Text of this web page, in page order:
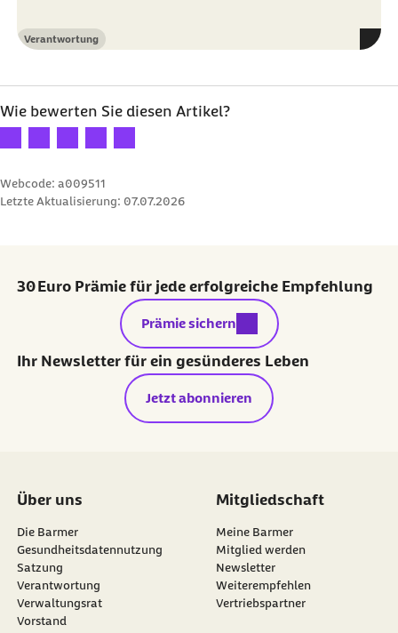
Kategorie
Verantwortung
Wie bewerten Sie diesen Artikel?
Ihre Bewertung: 1 Stern
Ihre Bewertung: 2 Sterne
Ihre Bewertung: 3 Sterne
Ihre Bewertung: 4 Sterne
Ihre Bewertung: 5 Sterne
Webcode: a009511
Letzte Aktualisierung: 07.07.2026
30 Euro Prämie für jede erfolgreiche Empfehlung
externer Link:
Prämie sichern
Ihr Newsletter für ein gesünderes Leben
Jetzt abonnieren
Über uns
Die Barmer
Gesundheitsdatennutzung
Satzung
Verantwortung
Verwaltungsrat
Vorstand
Mitgliedschaft
Meine Barmer
Mitglied werden
Newsletter
externer Link:
Weiterempfehlen
Vertriebspartner